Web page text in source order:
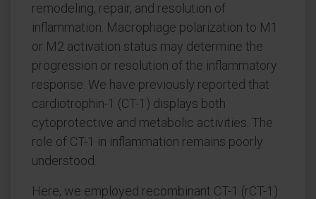
remodeling, repair, and resolution of
inflammation. Macrophage polarization to M1
or M2 activation status may determine the
progression or resolution of the inflammatory
response. We have previously reported that
cardiotrophin-1 (CT-1) displays both
cytoprotective and metabolic activities. The
role of CT-1 in inflammation remains poorly
understood.
Here, we employed recombinant CT-1 (rCT-1)